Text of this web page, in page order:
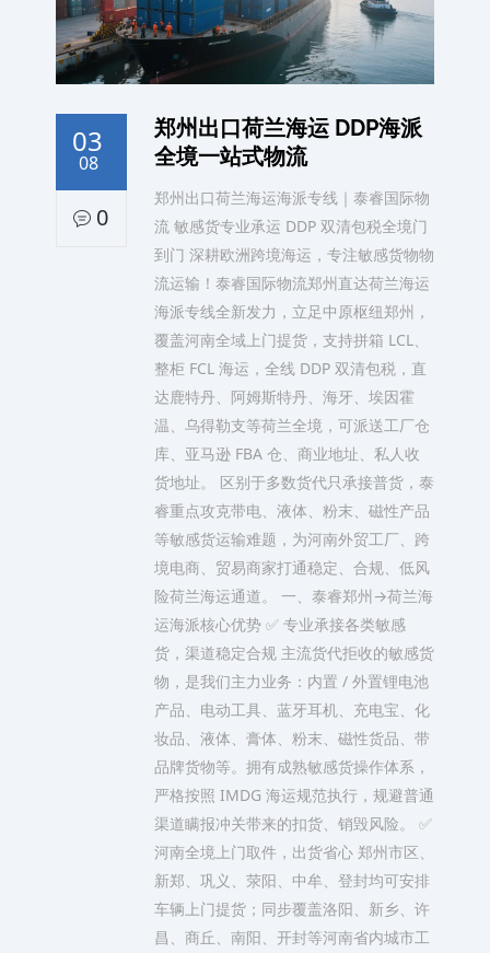
03
08
0
郑州出口荷兰海运 DDP海派
全境一站式物流
郑州出口荷兰海运海派专线｜泰睿国际物
流 敏感货专业承运 DDP 双清包税全境门
到门 深耕欧洲跨境海运，专注敏感货物物
流运输！泰睿国际物流郑州直达荷兰海运
海派专线全新发力，立足中原枢纽郑州，
覆盖河南全域上门提货，支持拼箱 LCL、
整柜 FCL 海运，全线 DDP 双清包税，直
达鹿特丹、阿姆斯特丹、海牙、埃因霍
温、乌得勒支等荷兰全境，可派送工厂仓
库、亚马逊 FBA 仓、商业地址、私人收
货地址。 区别于多数货代只承接普货，泰
睿重点攻克带电、液体、粉末、磁性产品
等敏感货运输难题，为河南外贸工厂、跨
境电商、贸易商家打通稳定、合规、低风
险荷兰海运通道。 一、泰睿郑州→荷兰海
运海派核心优势 ✅ 专业承接各类敏感
货，渠道稳定合规 主流货代拒收的敏感货
物，是我们主力业务：内置 / 外置锂电池
产品、电动工具、蓝牙耳机、充电宝、化
妆品、液体、膏体、粉末、磁性货品、带
品牌货物等。拥有成熟敏感货操作体系，
严格按照 IMDG 海运规范执行，规避普通
渠道瞒报冲关带来的扣货、销毁风险。 ✅
河南全境上门取件，出货省心 郑州市区、
新郑、巩义、荥阳、中牟、登封均可安排
车辆上门提货；同步覆盖洛阳、新乡、许
昌、商丘、南阳、开封等河南省内城市工